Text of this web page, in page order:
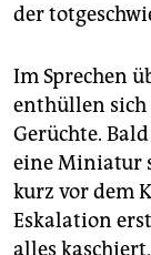
der
Im Sprechen
enthüllen sich
Gerüchte.
eine Miniatur
kurz vor dem
Eskalation
alles